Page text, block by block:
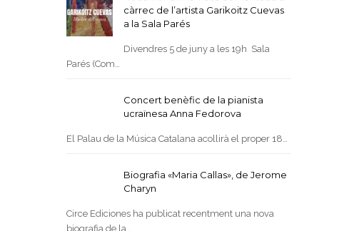
càrrec de l’artista Garikoitz Cuevas
a la Sala Parés
Divendres 5 de juny a les 19h Sala
Parés (Com…
Concert benèfic de la pianista
ucraïnesa Anna Fedorova
El Palau de la Música Catalana acollirà el proper 18…
Biografia «Maria Callas», de Jerome
Charyn
Circe Ediciones ha publicat recentment una nova
biografia de la…